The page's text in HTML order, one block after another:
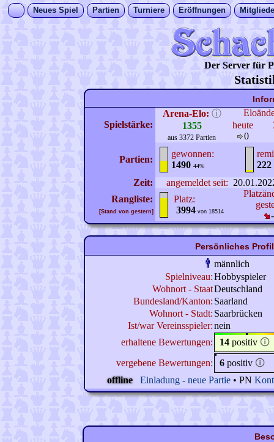
Neues Spiel Partien Turniere Eröffnungen
Der Server für
Spielstärke:
Arena-Elo: ⓘ
1355
aus 3372 Partien
heute
0
Partien:
gewonnen:
1490 44%
222
Zeit:
angemeldet seit:
Rangliste:
[Stand von gestern]
Platz:
3994 von 18514
Persönliches
männlich
Spielniveau:Hobbyspieler
Wohnort - StaatDeutschland
Bundesland/Kanton: Saarland
Wohnort - Stadt: Saarbrücken
Ist/war Vereinsspieler:nein
erhaltene Bewertungen:
14 positiv 🛈
vergebene Bewertungen:
6 positiv 🛈
offline
Einladung - neue Partie • PN